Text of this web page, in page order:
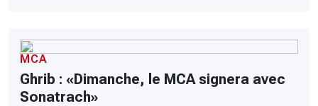
MCA
Ghrib : «Dimanche, le MCA signera avec
Sonatrach»